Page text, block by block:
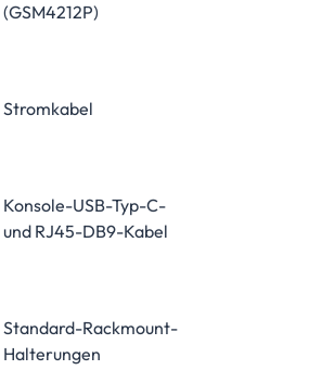
(GSM4212P)
Stromkabel
Konsole-USB-Typ-C-
und RJ45-DB9-Kabel
Standard-Rackmount-
Halterungen